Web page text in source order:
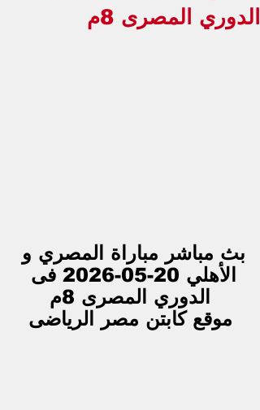
الدوري المصرى 8م
بث مباشر مباراة المصري و
الأهلي 20-05-2026 فى
الدوري المصرى 8م
موقع كابتن مصر الرياضى